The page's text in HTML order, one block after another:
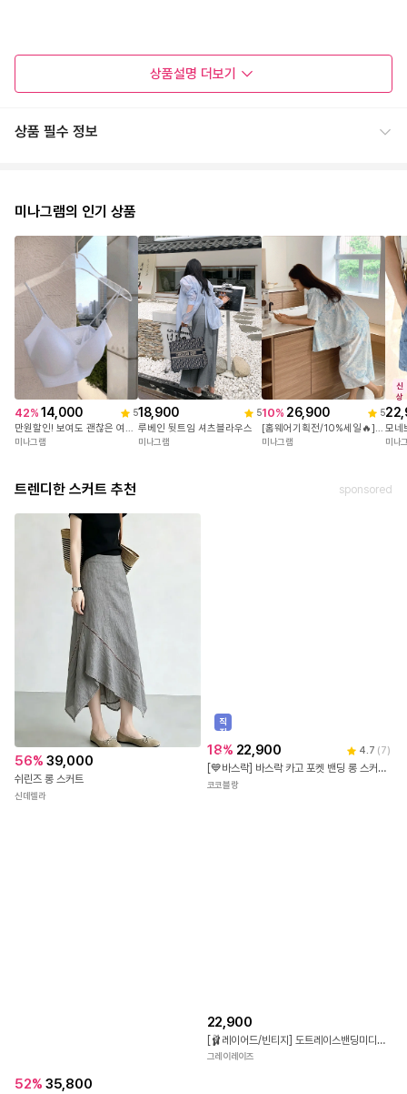
상품설명 더보기
상품 필수 정보
미나그램의 인기 상품
42% 14,000 5
만원할인! 보여도 괜찮은 여리스트랩 끈브라탑
미나그램
18,900 5
루베인 뒷트임 셔츠블라우스
미나그램
10% 26,900 5
[홈웨어기획전/10%세일🔥] 55-99가능! [꿀잠3세트] 빅사이즈잠옷 7부바지 반바지세트
미나그램
신
상
모네
미나
트렌디한 스커트 추천 sponsored
56% 39,000
쉬린즈 롱 스커트
신데렐라
직
진
배
송
18% 22,900 4.7 (7)
[💙바스락] 바스락 카고 포켓 밴딩 롱 스커트 / 롱스커트 / 롱치마 / 카고스커트 / 카고치마 / 밴딩스커트 / 장마룩 / 휴가룩
코코블랑
52% 35,800
22,900
[🩰레이어드/빈티지] 도트레이스밴딩미디스커트 (2color)
그레이레이즈